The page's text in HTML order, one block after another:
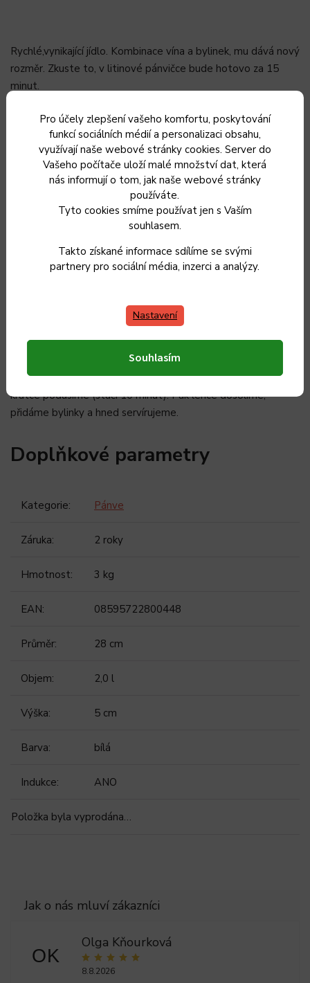
Pro účely zlepšení vašeho komfortu, poskytování
funkcí sociálních médií a personalizaci obsahu,
využívají naše webové stránky cookies. Server do
Vašeho počítače uloží malé množství dat, která
nás informují o tom, jak naše webové stránky
používáte.
Tyto cookies smíme používat jen s Vaším
souhlasem.
Takto získané informace sdílíme se svými
partnery pro sociální média, inzerci a analýzy.
Nastavení
Souhlasím
Rychlé,vynikající jídlo. Kombinace vína a bylinek, mu dává nový
rozměr. Zkuste to, v litinové pánvičce bude hotovo za 15
minut.
Předpis pro 4 osoby
500 g kuřecích jater
1 větší cibule
kvalitního suchého vína
lžička hl. mouky
vývaru nebo vody
pepř
majoorán,nebo pažitka atd…)
Na trošce olivového oleje zpěníme cibulku, přidáme na
nudličky nakrájená odblaněná játra a zarestujereme,aby se
zatáhla. Zapršime moukou,podlijeme vínem, opepříme a
krátce podusíme (stačí 10 minut). Pak lehce dosolíme,
přidáme bylinky a hned servírujeme.
Doplňkové parametry
Kategorie: Pánve
Záruka: 2 roky
Hmotnost: 3 kg
EAN: 08595722800448
Průměr: 28 cm
Objem: 2,0 l
Výška: 5 cm
Barva: bílá
Indukce: ANO
Položka byla vyprodána…
OK
Olga Kňourková
8.8.2026